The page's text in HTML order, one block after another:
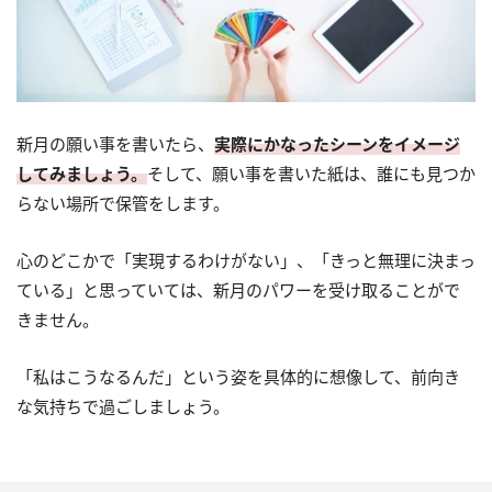
新月の願い事を書いたら、 実際にかなったシーンをイメージ
してみましょう。そして、願い事を書いた紙は、誰にも見つか
らない場所で保管をします。
心のどこかで「実現するわけがない」、「きっと無理に決まっ
ている」と思っていては、新月のパワーを受け取ることがで
きません。
「私はこうなるんだ」という姿を具体的に想像して、前向き
な気持ちで過ごしましょう。